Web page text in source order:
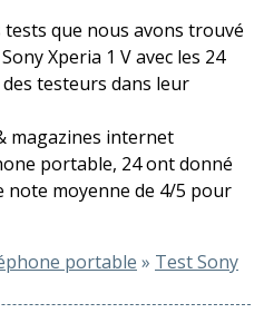
tests que nous avons trouvé
Xperia 1 V avec les 24
testeurs dans leur
magazines internet
portable, 24 ont donné
moyenne de 4/5 pour
portable » Test Sony